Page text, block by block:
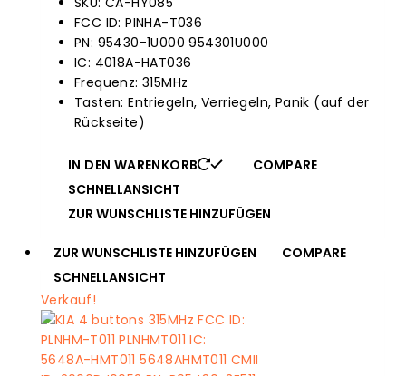
war:
$105.00.
Preis
ist:
$21.92.
FCC ID: PINHA-T036
PN: 95430-1U000 954301U000
IC: 4018A-HAT036
Frequenz: 315MHz
Tasten: Entriegeln, Verriegeln, Panik (auf der
Rückseite)
IN DEN WARENKORB
COMPARE
SCHNELLANSICHT
ZUR WUNSCHLISTE HINZUFÜGEN
ZUR WUNSCHLISTE HINZUFÜGEN
COMPARE
SCHNELLANSICHT
Verkauf!